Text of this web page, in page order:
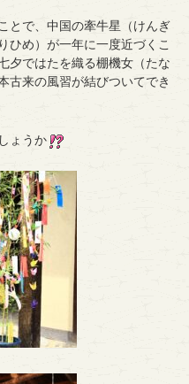
とで、中国の牽牛星（けんぎ
ひめ）が一年に一度近づくこ
夕ではたを織る棚機女（たな
古来の風習が結びついてでき
ょうか